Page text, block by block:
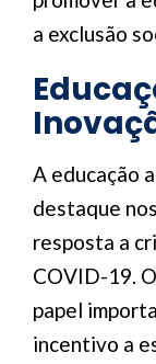
a exclusão
A educação
destaque
resposta a
COVID-19.
papel
incentivo a